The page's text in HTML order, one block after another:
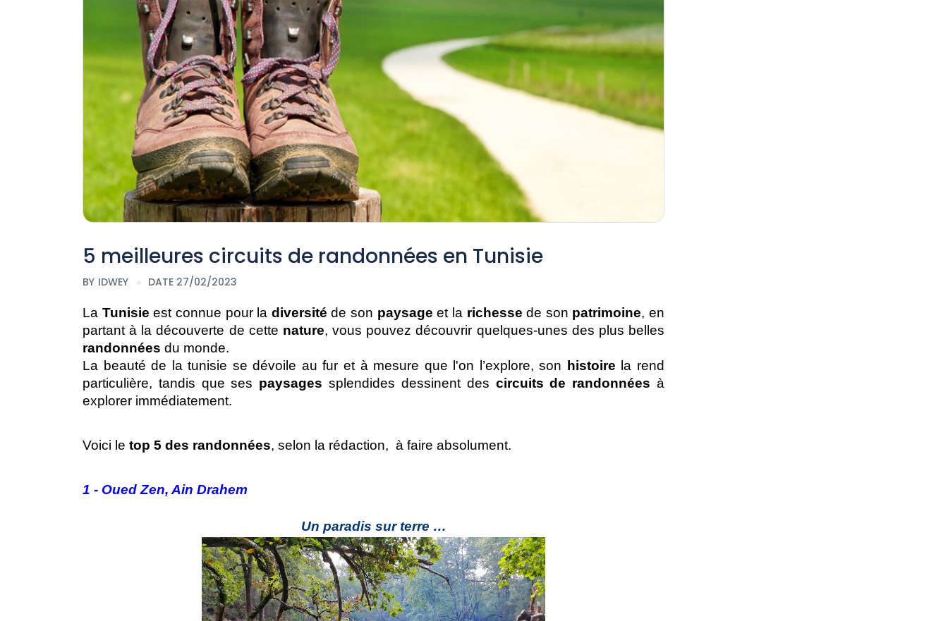
5 meilleures circuits de randonnées en Tunisie
BY IDWEY DATE 27/02/2023
La Tunisie est connue pour la diversité de son paysage et la richesse de son patrimoine, en
partant à la découverte de cette nature
randonnées du monde.
La beauté de la tunisie se dévoile au fur et à mesure que l'on l’explore, son histoire la rend
particulière, tandis que ses paysages splendides dessinent des circuits de randonnées à
explorer immédiatement.
Voici le top 5 des randonnées, selon la rédaction,  à faire absolument.
1 - Oued Zen, Ain Drahem
Un paradis sur terre …